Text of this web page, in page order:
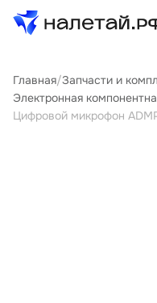
Товары
Услуги
Главная/Запчасти и
Электронная
Цифровой микрофон